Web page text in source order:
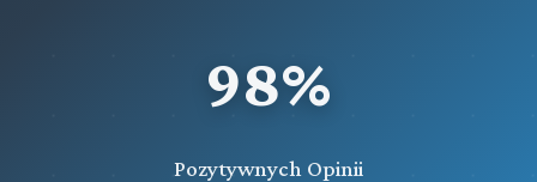
98%
Pozytywnych Opinii